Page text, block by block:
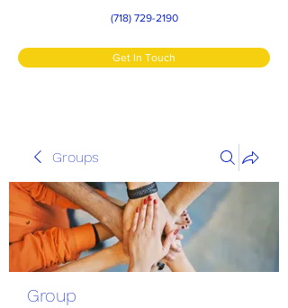
(718) 729-2190
Get In Touch
Groups
Group